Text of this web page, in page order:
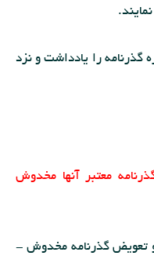
گذرنامه را یادداشت و نزد
معتبر آنها مخدوش
تعویض گذرنامه مخدوش -